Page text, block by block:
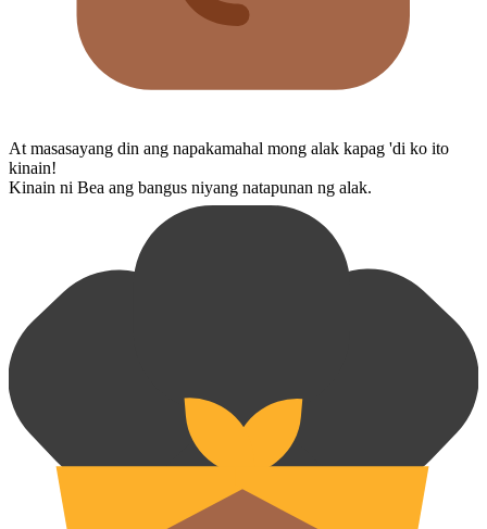
At masasayang din ang napakamahal mong alak kapag 'di ko ito
kinain!
Kinain ni Bea ang bangus niya​ng natapunan ng alak.